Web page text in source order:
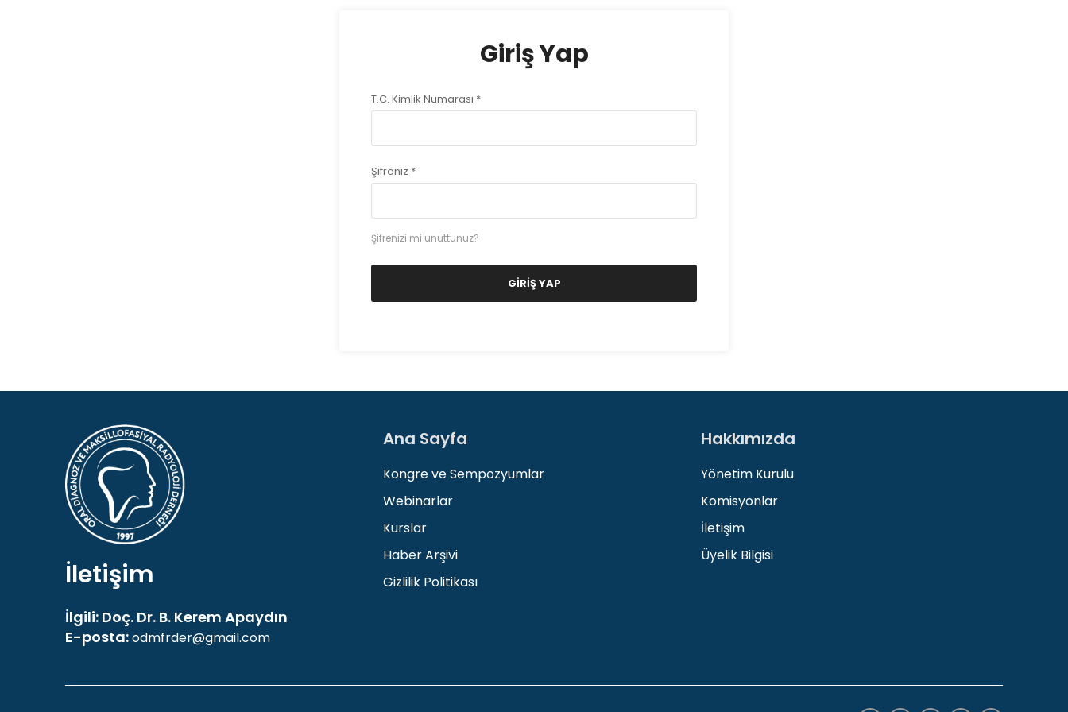
Giriş Yap
T.C. Kimlik Numarası *
Şifreniz *
Şifrenizi mi unuttunuz?
GIRIŞ YAP
İletişim
İlgili: Doç. Dr. B. Kerem Apaydın
E-posta:odmfrder@gmail.com
Ana Sayfa
Kongre ve Sempozyumlar
Webinarlar
Kurslar
Haber Arşivi
Gizlilik Politikası
Hakkımızda
Yönetim Kurulu
Komisyonlar
İletişim
Üyelik Bilgisi